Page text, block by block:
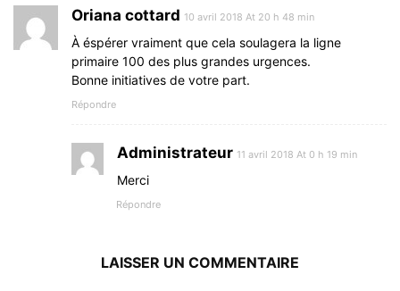
Oriana cottard 10 avril 2018 At 20 h 48 min
À éspérer vraiment que cela soulagera la ligne
primaire 100 des plus grandes urgences.
Bonne initiatives de votre part.
Répondre
Administrateur 11 avril 2018 At 0 h 19 min
Merci
Répondre
LAISSER UN COMMENTAIRE